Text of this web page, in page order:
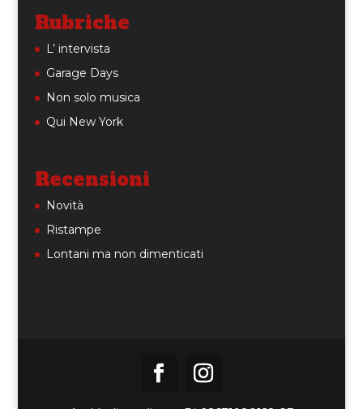
Rubriche
L’ intervista
Garage Days
Non solo musica
Qui New York
Recensioni
Novità
Ristampe
Lontani ma non dimenticati